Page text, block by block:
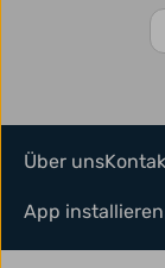
Über uns
App installieren